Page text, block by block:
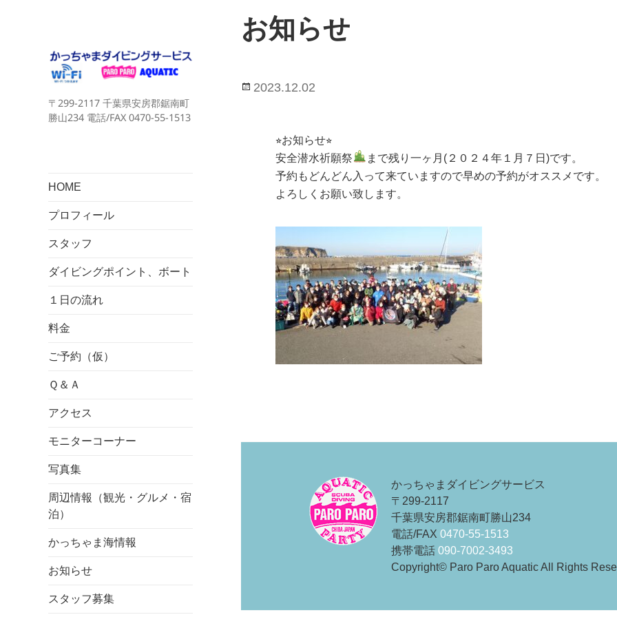
〒299-2117 千葉県安房郡鋸南町
勝山234 電話/FAX 0470-55-1513
HOME
プロフィール
スタッフ
ダイビングポイント、ボート
１日の流れ
料金
ご予約（仮）
Ｑ＆Ａ
アクセス
モニターコーナー
写真集
周辺情報（観光・グルメ・宿
泊）
かっちゃま海情報
お知らせ
スタッフ募集
お知らせ
投
2023.12.02
⭐︎お知らせ⭐︎
安全潜水祈願祭
まで残り一ヶ月(２０２４年１月７日)です。
予約もどんどん入って来ていますので早めの予約がオススメです。
よろしくお願い致します。
ビ
かっちゃまダイビングサービス
〒299-2117
千葉県安房郡鋸南町勝山234
電話/FAX0470-55-1513
携帯電話090-7002-3493
Copyright© Paro Paro Aquatic All Rights